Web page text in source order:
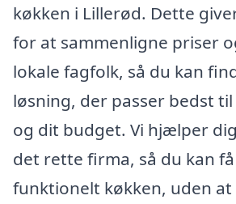
køkken i Lillerød. Dette
for at sammenligne priser
lokale fagfolk, så du kan
løsning, der passer bedst
og dit budget. Vi hjælper
det rette firma, så du kan
funktionelt køkken, uden